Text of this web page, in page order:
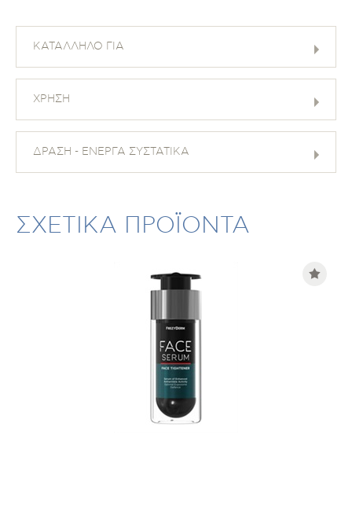
ΚΑΤΑΛΛΗΛΟ ΓΙΑ
ΧΡΗΣΗ
ΔΡΑΣΗ - ΕΝΕΡΓΑ ΣΥΣΤΑΤΙΚΑ
ΣΧΕΤΙΚΑ ΠΡΟΪΟΝΤΑ